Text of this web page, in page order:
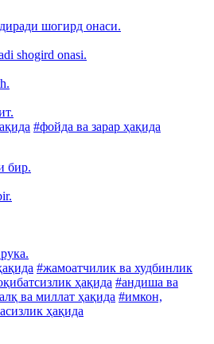
шогирд онаси.
shogird onasi.
#фойда ва зарар ҳақида
бир.
#жамоатчилик ва худбинлик
ҳақида #андиша ва
ва миллат ҳақида #имкон,
ҳақида